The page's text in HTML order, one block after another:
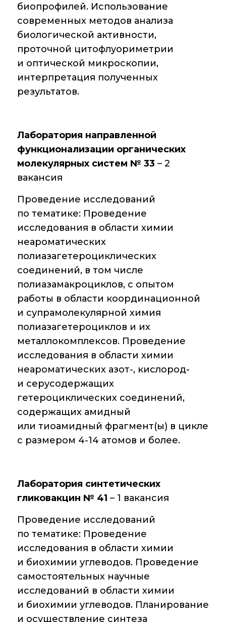
Аспирантура
Защита
диссертаций
Набор студентов
Новости института
Новости
диссертационных
Новые лаборатории
Институт в СМИ
Конкурсы, премии
Конкурсы вакантных
Преподавательский
состав
Почтовый сервер
Внутренний сайт
ЯМР-центр ИОХ РАН
биопрофилей. Использование
современных методов анализа
биологической активности,
проточной цитофлуориметрии
и оптической микроскопии,
интерпретация полученных
результатов.
Лаборатория направленной
функционализации органических
молекулярных систем № 33 – 2
вакансия
Проведение исследований
по тематике: Проведение
исследования в области химии
неароматических
полиазагетероциклических
соединений, в том числе
полиазамакроциклов, с опытом
работы в области координационной
и супрамолекулярной химия
полиазагетероциклов и их
металлокомплексов. Проведение
исследования в области химии
неароматических азот-, кислород-
и серусодержащих
гетероциклических соединений,
содержащих амидный
или тиоамидный фрагмент(ы) в цикле
с размером 4-14 атомов и более.
Лаборатория синтетических
гликовакцин № 41 – 1 вакансия
Проведение исследований
по тематике: Проведение
исследования в области химии
и биохимии углеводов. Проведение
самостоятельных научные
исследований в области химии
и биохимии углеводов. Планирование
и осуществление синтеза